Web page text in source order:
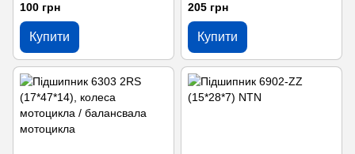
100 грн
Купити
205 грн
Купити